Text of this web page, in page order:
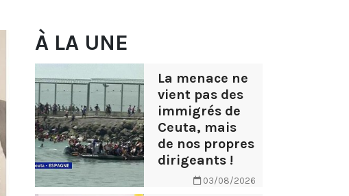
À LA UNE
La menace ne
vient pas des
immigrés de
Ceuta, mais
de nos propres
dirigeants !
03/08/2026